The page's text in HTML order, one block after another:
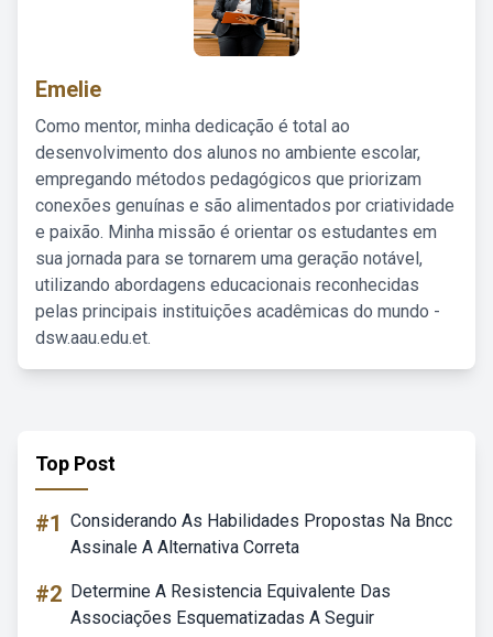
Emelie
Como mentor, minha dedicação é total ao
desenvolvimento dos alunos no ambiente escolar,
empregando métodos pedagógicos que priorizam
conexões genuínas e são alimentados por criatividade
e paixão. Minha missão é orientar os estudantes em
sua jornada para se tornarem uma geração notável,
utilizando abordagens educacionais reconhecidas
pelas principais instituições acadêmicas do mundo -
dsw.aau.edu.et.
Top Post
#1 Considerando As Habilidades Propostas Na Bncc
Assinale A Alternativa Correta
#2 Determine A Resistencia Equivalente Das
Associações Esquematizadas A Seguir